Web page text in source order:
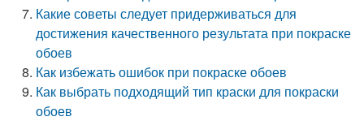
Какие советы следует придерживаться для
достижения качественного результата при покраске
обоев
Как избежать ошибок при покраске обоев
Как выбрать подходящий тип краски для покраски
обоев